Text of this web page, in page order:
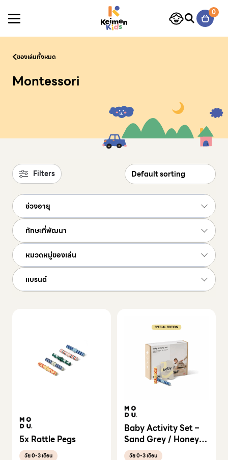
0
ของเล่นทั้งหมด
Montessori
Filters
ช่วงอายุ
ทักษะที่พัฒนา
หมวดหมู่ของเล่น
แบรนด์
5x Rattle Pegs
วัย 0-3 เดือน
Baby Activity Set –
Sand Grey / Honey
Yellow
วัย 0-3 เดือน